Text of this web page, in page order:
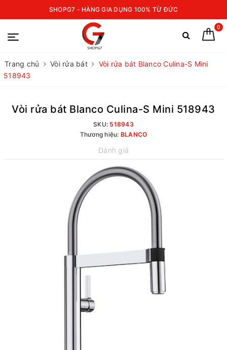
SHOPG7 - HÀNG GIA DỤNG 100% TỪ ĐỨC
0
Trang chủ Vòi rửa bát
Vòi rửa bát Blanco Culina-S Mini
518943
Vòi rửa bát Blanco Culina-S Mini 518943
SKU: 518943
Thương hiệu: BLANCO
Đánh giá